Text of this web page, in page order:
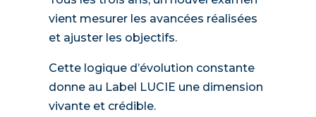
vient mesurer les avancées réalisées
et ajuster les objectifs.
Cette logique d’évolution constante
donne au Label LUCIE une dimension
vivante et crédible.